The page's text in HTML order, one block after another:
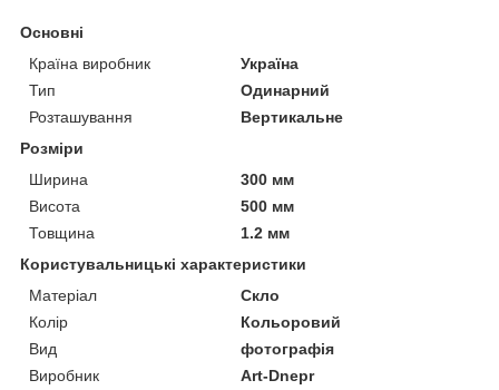
Основні
Країна виробник
Україна
Тип
Одинарний
Розташування
Вертикальне
Розміри
Ширина
300 мм
Висота
500 мм
Товщина
1.2 мм
Користувальницькі характеристики
Матеріал
Скло
Колір
Кольоровий
Вид
фотографія
Виробник
Art-Dnepr